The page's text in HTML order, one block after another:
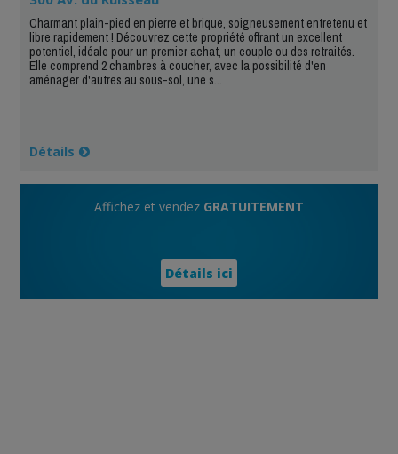
Charmant plain-pied en pierre et brique, soigneusement entretenu et
libre rapidement ! Découvrez cette propriété offrant un excellent
potentiel, idéale pour un premier achat, un couple ou des retraités.
Elle comprend 2 chambres à coucher, avec la possibilité d'en
aménager d'autres au sous-sol, une s...
Détails
Affichez et vendez GRATUITEMENT
Détails ici